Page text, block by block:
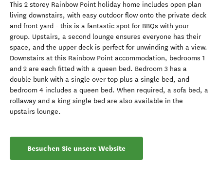
This 2 storey Rainbow Point holiday home includes open plan
living downstairs, with easy outdoor flow onto the private deck
and front yard - this is a fantastic spot for BBQs with your
group. Upstairs, a second lounge ensures everyone has their
space, and the upper deck is perfect for unwinding with a view.
Downstairs at this Rainbow Point accommodation, bedrooms 1
and 2 are each fitted with a queen bed. Bedroom 3 has a
double bunk with a single over top plus a single bed, and
bedroom 4 includes a queen bed. When required, a sofa bed, a
rollaway and a king single bed are also available in the
upstairs lounge.
Besuchen Sie unsere Website